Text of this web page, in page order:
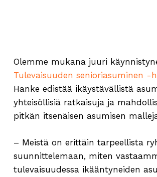
Olemme mukana juuri
Tulevaisuuden senioriasuminen -
Hanke edistää ikäystävällistä
yhteisöllisiä ratkaisuja ja
pitkän itsenäisen asumisen
– Meistä on erittäin tarpeellista
suunnittelemaan, miten
tulevaisuudessa ikääntyneiden